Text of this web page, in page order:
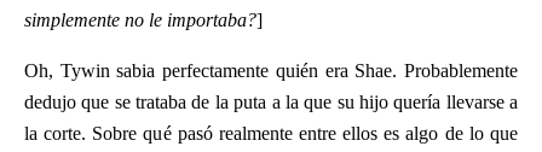
simplemente no le importaba?]
Oh, Tywin sabia perfectamente quién era Shae. Probablemente
dedujo que se trataba de la puta a la que su hijo quería llevarse a
la corte. Sobre qué pasó realmente entre ellos es algo de lo que